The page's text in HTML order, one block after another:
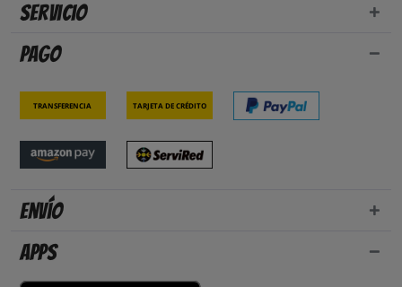
Servicio
Pago
Transferencia Tarjeta de crédito
Envío
Apps